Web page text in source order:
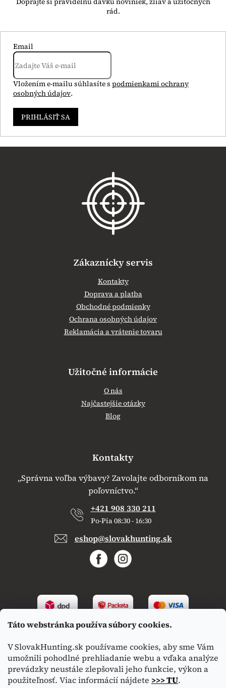
Táto webstránka používa súbory cookies.
V SlovakHunting.sk používame cookies, aby sme Vám
umožnili pohodlné prehliadanie webu a vďaka analýze
prevádzky neustále zlepšovali jeho funkcie, výkon a
použiteľnosť. Viac informácií nájdete >>> TU.
Email
Vložením e-mailu súhlasíte s podmienkami ochrany
osobných údajov.
PRIHLÁSIŤ SA
Zákaznícky servis
Kontakty
Doprava a platba
Obchodné podmienky
Ochrana osobných údajov
Reklamácia a vrátenie tovaru
Užitočné informácie
O nás
Najčastejšie otázky
Blog
Kontakty
„Správna voľba výbavy? Zavolajte odborníkom na
poľovníctvo.“
+421 908 330 211
Po-Pia 08:30 - 16:30
eshop@slovakhunting.sk